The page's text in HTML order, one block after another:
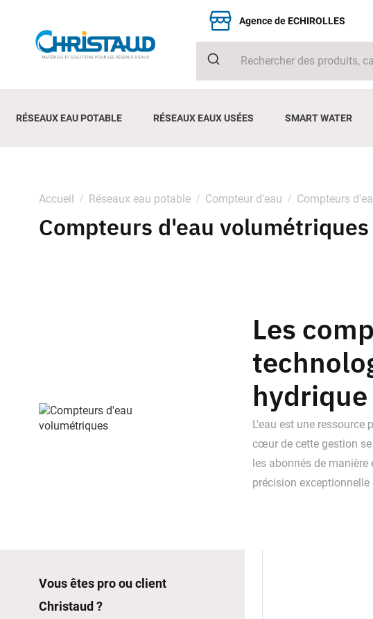
Agence de ECHIROLLES
RÉSEAUX EAU POTABLE RÉSEAUX EAUX USÉES SMART WATER
Accueil Réseaux eau potable Compteur d'eau Compteurs
Compteurs d'eau volumétriques
Les
hydrique
L'eau est une ressource
cœur de cette gestion
les abonnés de
précision
Vous êtes pro ou client
Christaud ?